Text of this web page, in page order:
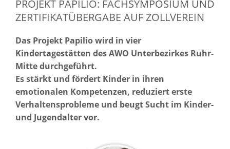
PROJEKT PAPILIO: FACHSYMPOSIUM UND
ZERTIFIKATÜBERGABE AUF ZOLLVEREIN
Das Projekt Papilio wird in vier
Kindertagestätten des AWO Unterbezirkes Ruhr-
Mitte durchgeführt.
Es stärkt und fördert Kinder in ihren
emotionalen Kompetenzen, reduziert erste
Verhaltensprobleme und beugt Sucht im Kinder-
und Jugendalter vor.